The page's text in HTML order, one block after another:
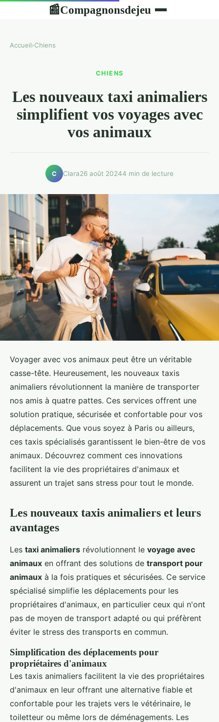
📰Compagnonsdejeu
Accueil›Chiens
CHIENS
Les nouveaux taxi animaliers
simplifient vos voyages avec
vos animaux
C Clara26 août 20244 min de lecture
Voyager avec vos animaux peut être un véritable
casse-tête. Heureusement, les nouveaux taxis
animaliers révolutionnent la manière de transporter
nos amis à quatre pattes. Ces services offrent une
solution pratique, sécurisée et confortable pour vos
déplacements. Que vous soyez à Paris ou ailleurs,
ces taxis spécialisés garantissent le bien-être de vos
animaux. Découvrez comment ces innovations
facilitent la vie des propriétaires d'animaux et
assurent un trajet sans stress pour tout le monde.
Les nouveaux taxis animaliers et leurs
avantages
Les taxi animaliers révolutionnent le voyage avec
animaux en offrant des solutions de transport pour
animaux à la fois pratiques et sécurisées. Ce service
spécialisé simplifie les déplacements pour les
propriétaires d'animaux, en particulier ceux qui n'ont
pas de moyen de transport adapté ou qui préfèrent
éviter le stress des transports en commun.
Simplification des déplacements pour
propriétaires d'animaux
Les taxis animaliers facilitent la vie des propriétaires
d'animaux en leur offrant une alternative fiable et
confortable pour les trajets vers le vétérinaire, le
toiletteur ou même lors de déménagements. Les